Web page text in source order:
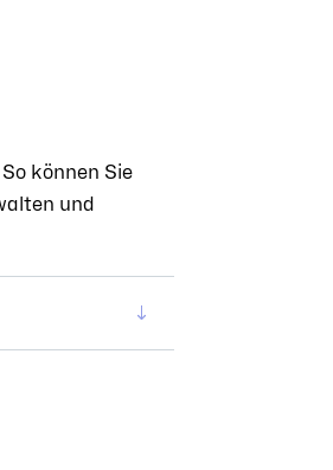
können Sie
und